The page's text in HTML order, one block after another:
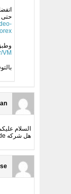
VM
السلام
هل شركه ksftrade مرخص لها او لا